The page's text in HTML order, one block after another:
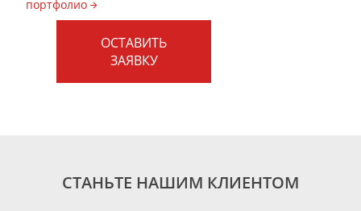
портфолио
ОСТАВИТЬ
ЗАЯВКУ
СТАНЬТЕ НАШИМ КЛИЕНТОМ